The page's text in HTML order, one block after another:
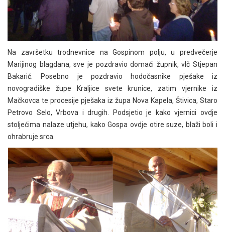
Na završetku trodnevnice na Gospinom polju, u predvečerje
Marijinog blagdana, sve je pozdravio domaći župnik, vlč Stjepan
Bakarić. Posebno je pozdravio hodočasnike pješake iz
novogradiške župe Kraljice svete krunice, zatim vjernike iz
Mačkovca te procesije pješaka iz župa Nova Kapela, Štivica, Staro
Petrovo Selo, Vrbova i drugih. Podsjetio je kako vjernici ovdje
stoljećima nalaze utjehu, kako Gospa ovdje otire suze, blaži boli i
ohrabruje srca.